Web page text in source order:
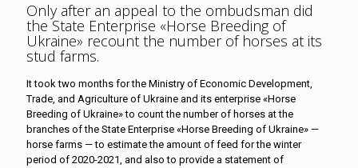
Only after an appeal to the ombudsman did
the State Enterprise «Horse Breeding of
Ukraine» recount the number of horses at its
stud farms.
It took two months for the Ministry of Economic Development,
Trade, and Agriculture of Ukraine and its enterprise «Horse
Breeding of Ukraine» to count the number of horses at the
branches of the State Enterprise «Horse Breeding of Ukraine» —
horse farms — to estimate the amount of feed for the winter
period of 2020-2021, and also to provide a statement of